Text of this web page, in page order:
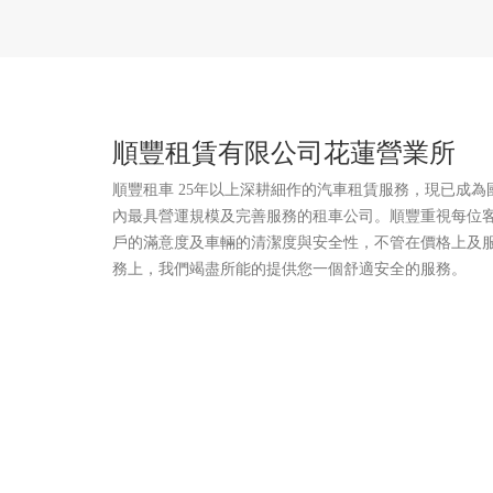
順豐租賃有限公司花蓮營業所
順豐租車 25年以上深耕細作的汽車租賃服務，現已成為
內最具營運規模及完善服務的租車公司。順豐重視每位
戶的滿意度及車輛的清潔度與安全性，不管在價格上及
務上，我們竭盡所能的提供您一個舒適安全的服務。